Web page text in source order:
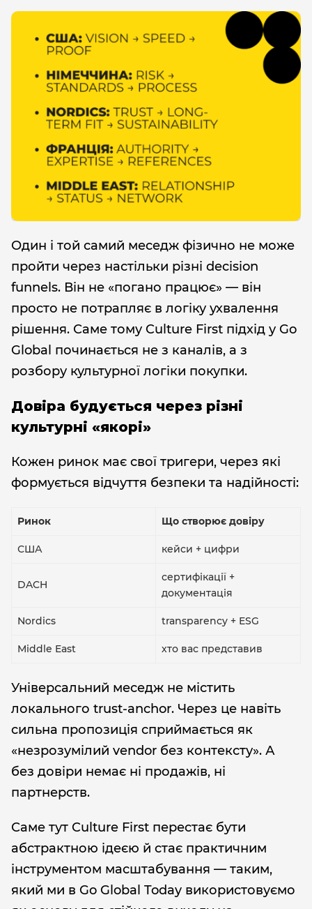
Один і той самий меседж фізично не може
пройти через настільки різні decision
funnels. Він не «погано працює» — він
просто не потрапляє в логіку ухвалення
рішення. Саме тому Culture First підхід у Go
Global починається не з каналів, а з
розбору культурної логіки покупки.
Довіра будується через різні
культурні «якорі»
Кожен ринок має свої тригери, через які
формується відчуття безпеки та надійності:
Ринок Що створює довіру
США кейси + цифри
DACH
сертифікації +
документація
Nordics transparency + ESG
Middle East хто вас представив
Універсальний меседж не містить
локального trust-anchor. Через це навіть
сильна пропозиція сприймається як
«незрозумілий vendor без контексту». А
без довіри немає ні продажів, ні
партнерств.
Саме тут Culture First перестає бути
абстрактною ідеєю й стає практичним
інструментом масштабування — таким,
який ми в Go Global Today використовуємо